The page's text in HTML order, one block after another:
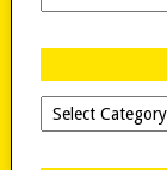
Sejak
Dipilih-
dipilih..